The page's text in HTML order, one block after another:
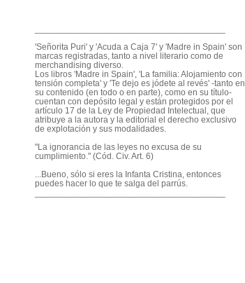
'Señorita Puri' y 'Acuda a Caja 7' y 'Madre in Spain' son
marcas registradas, tanto a nivel literario como de
merchandising diverso.
Los libros 'Madre in Spain', 'La familia: Alojamiento con
tensión completa' y 'Te dejo es jódete al revés' -tanto en
su contenido (en todo o en parte), como en su título-
cuentan con depósito legal y están protegidos por el
artículo 17 de la Ley de Propiedad Intelectual, que
atribuye a la autora y la editorial el derecho exclusivo
de explotación y sus modalidades.
"La ignorancia de las leyes no excusa de su
cumplimiento." (Cód. Civ. Art. 6)
...Bueno, sólo si eres la Infanta Cristina, entonces
puedes hacer lo que te salga del parrús.